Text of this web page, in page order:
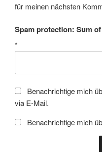
für meinen nächsten
Spam protection: Sum
*
Benachrichtige mich
via E-Mail.
Benachrichtige mich